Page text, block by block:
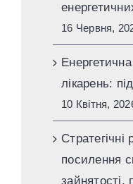
16 Червня,
лікарень:
10 Квітня,
посилення
зайнятості,